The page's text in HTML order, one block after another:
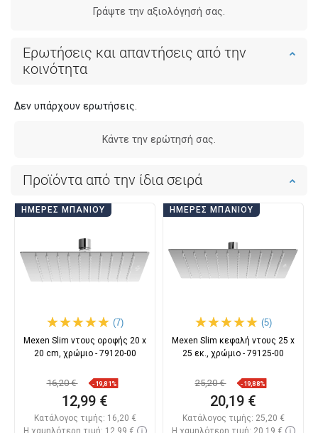
Γράψτε την αξιολόγησή σας.
Ερωτήσεις και απαντήσεις από την
κοινότητα
Δεν υπάρχουν ερωτήσεις.
Κάντε την ερώτησή σας.
Προϊόντα από την ίδια σειρά
ΗΜΈΡΕΣ ΜΠΆΝΙΟΥ
(7)
Mexen Slim ντους οροφής 20 x
20 cm, χρώμιο - 79120-00
16,20 € -19,81%
12,99 €
Κατάλογος τιμής: 16,20 €
ΗΜΈΡΕΣ ΜΠΆΝΙΟΥ
(5)
Mexen Slim κεφαλή ντους 25 x
25 εκ., χρώμιο - 79125-00
25,20 € -19,88%
20,19 €
Κατάλογος τιμής: 25,20 €